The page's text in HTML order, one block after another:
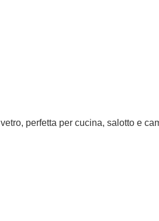
perfetta per cucina, salotto e